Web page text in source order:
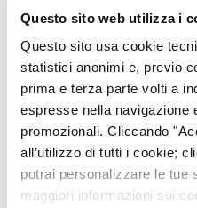
Questo sito web utilizza i
Questo sito usa cookie
statistici anonimi e, previo
prima e terza parte volti a
espresse nella navigazione
promozionali. Cliccando
all’utilizzo di tutti i cookie;
potrai personalizzare le tue
maggiori informazioni sui
generazione della
primo motore diesel nel
comincia ad assemblare
Peugeot 604. Il 1981
produzione di auto per
dell’azienda, alla quale
Chun Doo-hwan
esclusivamente sui
periodo l’esordio del
dalla portata di una